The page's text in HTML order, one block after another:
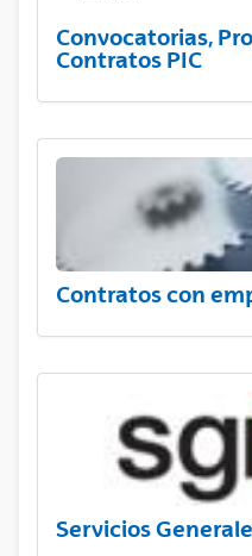
Convocatorias,
Contratos PIC
Contratos con
Servicios